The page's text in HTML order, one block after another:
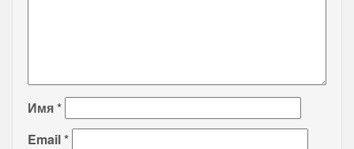
Имя*
Email*